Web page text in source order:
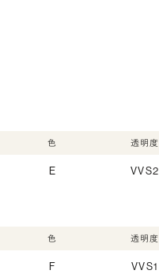
色
E
透明度
VVS2
色
F
透明度
VVS1